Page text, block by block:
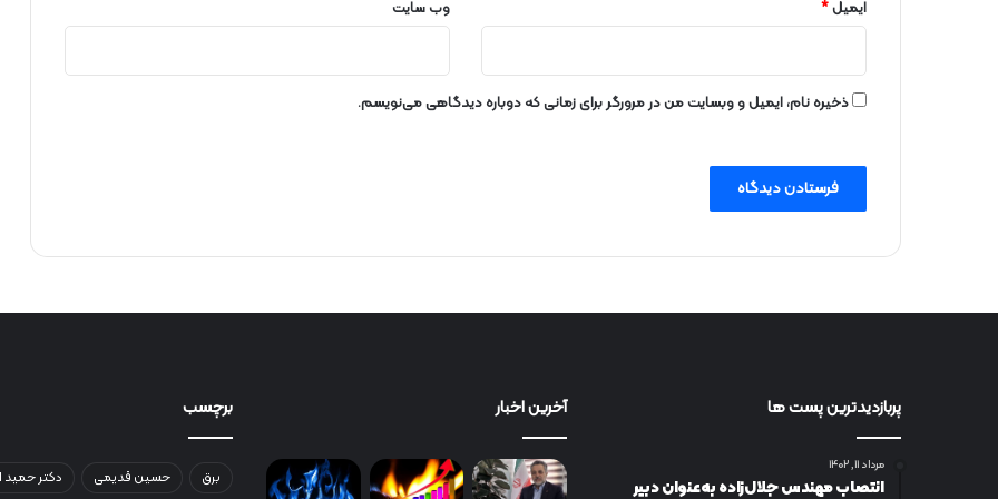
ایمیل* وب‌ سایت
ذخیره نام، ایمیل و وبسایت من در مرورگر برای زمانی که دوباره دیدگاهی می‌نویسم.
پربازدیدترین پست ها
مرداد ۱۱, ۱۴۰۲
انتصاب مهندس جلال‌زاده به‌عنوان دبیر
آخرین اخبار برچسب
برق حسین قدیمی دکتر حمید